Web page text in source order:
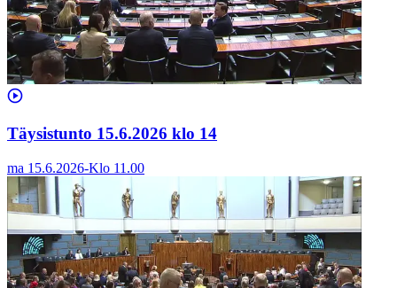
Täysistunto 15.6.2026 klo 14
ma 15.6.2026-Klo 11.00